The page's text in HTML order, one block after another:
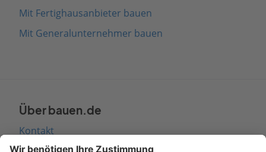
Mit Fertighausanbieter bauen
Mit Generalunternehmer bauen
Über bauen.de
Kontakt